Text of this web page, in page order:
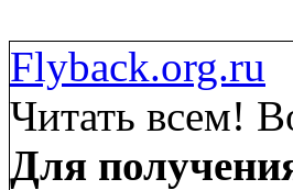
Flyback.org.ru
Читать всем!
Для